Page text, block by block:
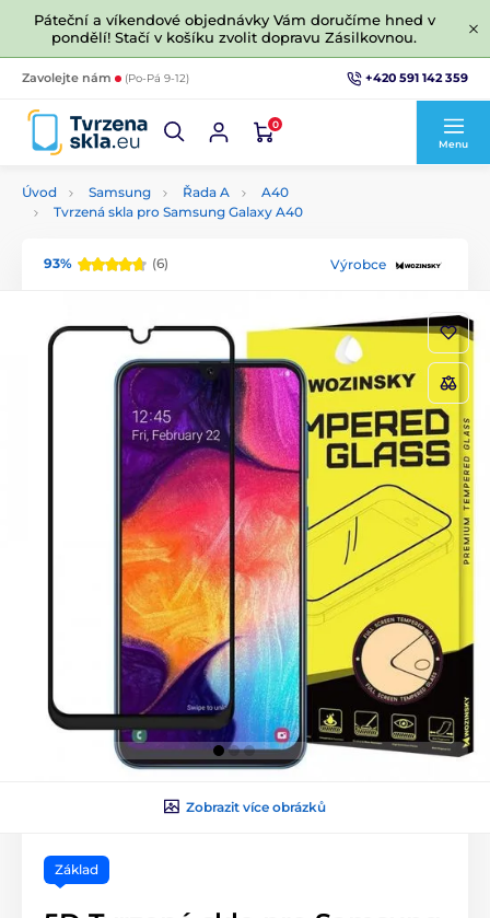
Páteční a víkendové objednávky Vám doručíme hned v
pondělí! Stačí v košíku zvolit dopravu Zásilkovnou.
Zavolejte nám (Po-Pá 9-12) +420 591 142 359
0
Menu
Úvod Samsung Řada A
A40
Tvrzená skla pro Samsung Galaxy A40
93% (6) Výrobce
Zobrazit více obrázků
Základ